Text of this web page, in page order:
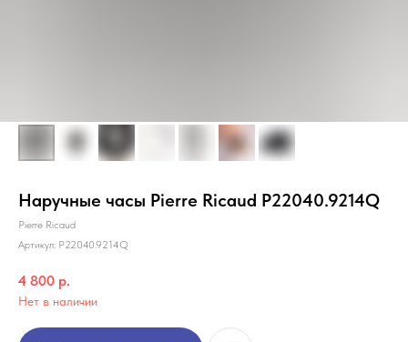
Наручные часы Pierre Ricaud P22040.9214Q
Pierre Ricaud
Артикул: P22040.9214Q
4 800 р.
Нет в наличии